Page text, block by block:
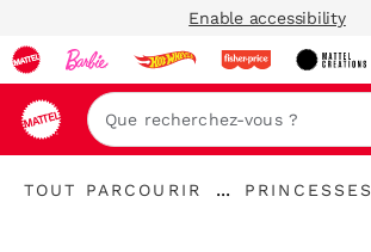
Enable accessibility
"Tout
TOUT PARCOURIR
...
"PRINCESSES